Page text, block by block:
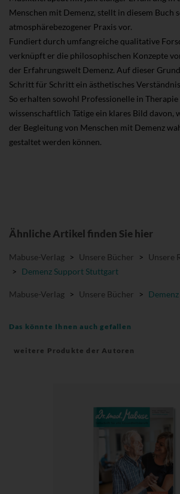
Menschen mit Demenz, stellt in diesem Buch
atmosphärebezogener Praxis vor.
Fundiert durch umfangreiche qualitative
verknüpft er die philosophischen Konzepte
der Erfahrungswelt Demenz. Auf dieser
Schritt für Schritt ein ästhetisches
So erhalten sowohl Professionelle in Therapie
wissenschaftlich Tätige ein klares Bild davon,
der Begleitung von Menschen mit Demenz
gestaltet werden können.
Ähnliche Artikel finden Sie hier
Mabuse-Verlag > Unsere Bücher > Unsere
> Demenz Support Stuttgart
Mabuse-Verlag > Unsere Bücher > Demenz
Das könnte Ihnen auch gefallen
weitere Produkte der Autoren